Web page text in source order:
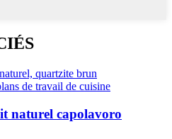
naturel capolavoro